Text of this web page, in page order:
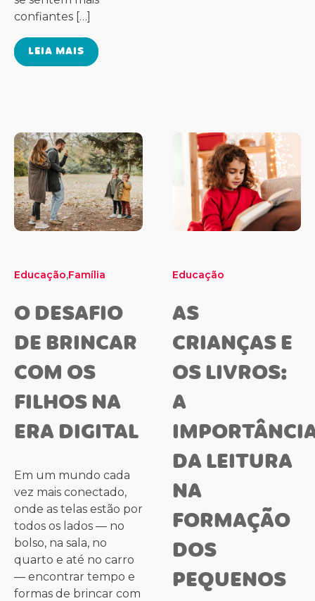
confiantes […]
LEIA MAIS
Educação,Família
O DESAFIO
DE BRINCAR
COM OS
FILHOS NA
ERA DIGITAL
Em um mundo cada
vez mais conectado,
onde as telas estão por
todos os lados — no
bolso, na sala, no
quarto e até no carro
— encontrar tempo e
formas de brincar com
Educação
AS
CRIANÇAS E
OS LIVROS:
A
DA LEITURA
NA
FORMAÇÃO
DOS
PEQUENOS